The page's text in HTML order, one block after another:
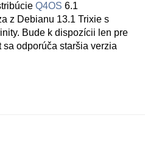
Q4OS 6.1
z Debianu 13.1 Trixie s
Bude k dispozícii len pre
odporúča staršia verzia